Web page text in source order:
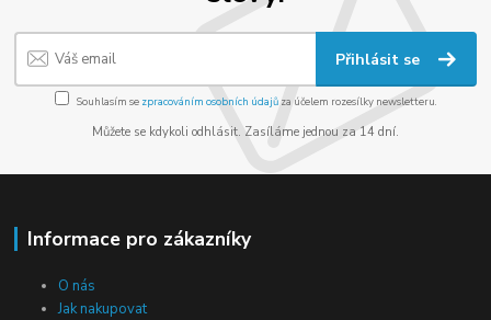
Přihlásit se
Souhlasím se zpracováním osobních údajůza účelem rozesílky newsletteru.
Můžete se kdykoli odhlásit. Zasíláme jednou za 14 dní.
Informace pro zákazníky
O nás
Jak nakupovat